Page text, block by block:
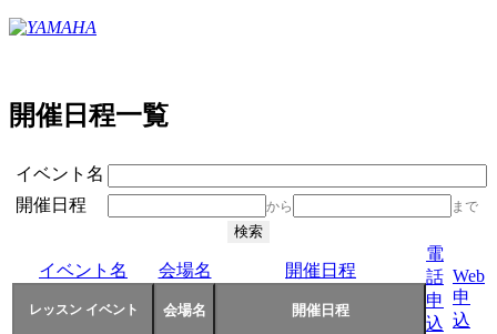
開催日程一覧
イベント名
開催日程
から まで
イベント名 会場名 開催日程
電
話
申
込
Web
申
込